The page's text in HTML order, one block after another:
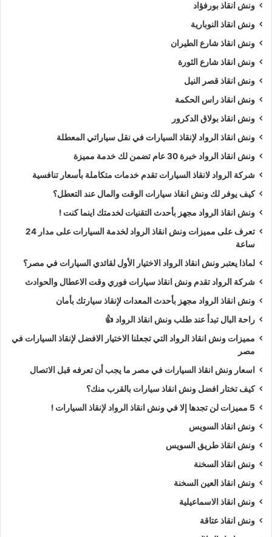
ونش انقاذ بورفؤاد
ونش انقاذ النوبارية
ونش انقاذ شارع الطيران
ونش انقاذ شارع الثورة
ونش انقاذ قصر النيل
ونش انقاذ راس الحكمة
ونش انقاذ بولاق الدكرور
ونش انقاذ الرواد لإنقاذ السيارات في نقل سياراتي المعطلة
ونش انقاذ الرواد خبرة 30 عام تضمن لك خدمة مميزة
شركة الرواد لانقاذ السيارات تقدم خدمات متكاملة بأسعار تنافسية
كيف يوفر لك ونش انقاذ سيارات الوقت والمال عند التعطل؟
ونش انقاذ الرواد مجهز بأحدث التقنيات لخدمتك اينما كنت !
تعرف على مميزات ونش انقاذ الرواد لخدمة السيارات على مدار 24
ساعة
لماذا يعتبر ونش انقاذ الرواد الاختيار الأول لقائدي السيارات في مصر؟
شركة الرواد تقدم ونش انقاذ سيارات فوري وقت الاعطال والحوادث
ونش انقاذ الرواد مجهز بأحدث المعدات لإنقاذ سيارتك بأمان
راحة البال تبدأ عند طلب ونش انقاذ الرواد 👍
مميزات ونش انقاذ الرواد التي تجعلنا الاختيار الافضل لإنقاذ السيارات في
مصر
اسعار ونش انقاذ السيارات في مصر ما يجب أن تعرفه قبل الاتصال
كيف تختار افضل ونش انقاذ سيارات بالقرب منك؟
5 مميزات لن تجدها إلا في ونش انقاذ الرواد لإنقاذ السيارات !
ونش انقاذ السويس
ونش انقاذ طريق السويس
ونش انقاذ السخنة
ونش انقاذ العين السخنة
ونش انقاذ الاسماعيلية
ونش انقاذ عتاقة